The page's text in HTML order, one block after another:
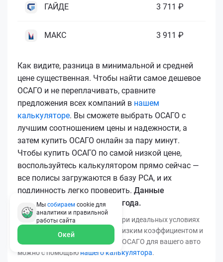
ГАЙДЕ 3 711 ₽
МАКС 3 911 ₽
Как видите, разница в минимальной и средней
цене существенная. Чтобы найти самое дешевое
ОСАГО и не переплачивать, сравните
предложения всех компаний в нашем
калькуляторе. Вы сможете выбрать ОСАГО с
лучшим соотношением цены и надежности, а
затем купить ОСАГО онлайн за пару минут.
Чтобы купить ОСАГО по самой низкой цене,
воспользуйтесь калькулятором прямо сейчас —
все полисы загружаются в базу РСА, и их
подлинность легко проверить. Данные
актуальны для марта 2026 года.
*Минимальная цена получена при идеальных условиях
(безаварийный стаж, регион с низким коэффициентом и
т.д.). Узнать точную стоимость ОСАГО для вашего авто
можно с помощью нашего калькулятора.
Мы собираем cookie для
аналитики и правильной
работы сайта
Окей